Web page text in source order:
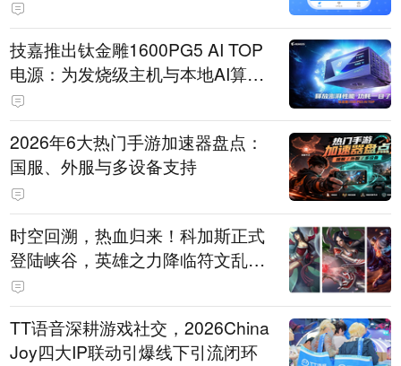
技嘉推出钛金雕1600PG5 AI TOP
电源：为发烧级主机与本地AI算力
打造旗舰供电方案
2026年6大热门手游加速器盘点：
国服、外服与多设备支持
时空回溯，热血归来！科加斯正式
登陆峡谷，英雄之力降临符文乱
斗！
TT语音深耕游戏社交，2026China
Joy四大IP联动引爆线下引流闭环